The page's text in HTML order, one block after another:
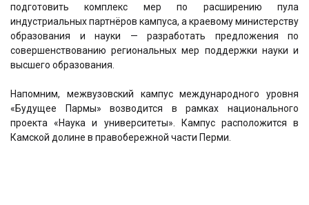
подготовить комплекс мер по расширению пула
индустриальных партнёров кампуса, а краевому министерству
образования и науки — разработать предложения по
совершенствованию региональных мер поддержки науки и
высшего образования.
Напомним, межвузовский кампус международного уровня
«Будущее Пармы» возводится в рамках национального
проекта «Наука и университеты». Кампус расположится в
Камской долине в правобережной части Перми.